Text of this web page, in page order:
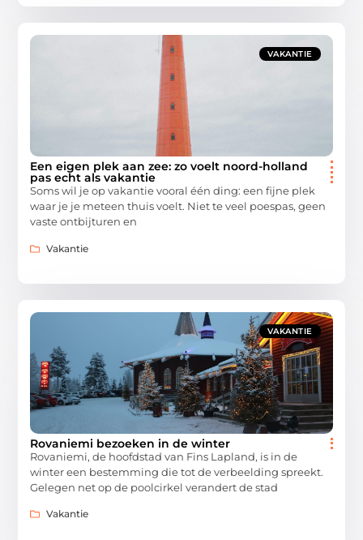
VAKANTIE
Een eigen plek aan zee: zo voelt noord-holland
pas echt als vakantie
Soms wil je op vakantie vooral één ding: een fijne plek
waar je je meteen thuis voelt. Niet te veel poespas, geen
vaste ontbijturen en
Vakantie
VAKANTIE
Rovaniemi bezoeken in de winter
Rovaniemi, de hoofdstad van Fins Lapland, is in de
winter een bestemming die tot de verbeelding spreekt.
Gelegen net op de poolcirkel verandert de stad
Vakantie